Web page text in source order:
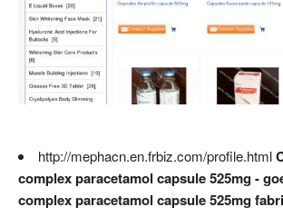
http://mephacn.en.frbiz.com/profile.html
complex paracetamol capsule 525mg -
complex paracetamol capsule 525mg